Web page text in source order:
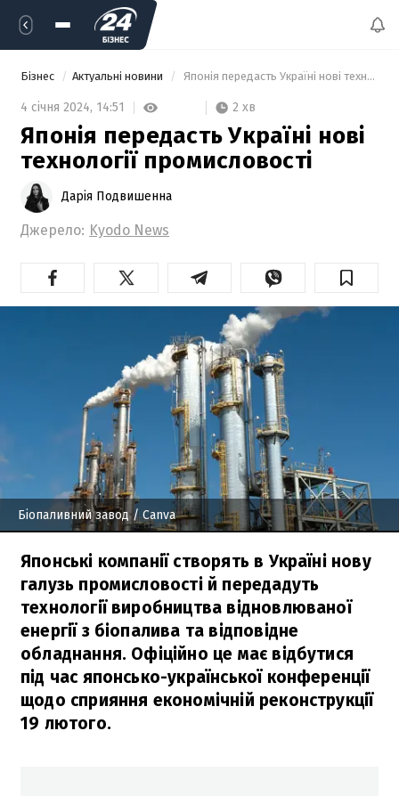
Бізнес Актуальні новини Японія передасть Україні нові технології промисловості
4 січня 2024, 14:51 2 хв
Японія передасть Україні нові
технології промисловості
Дарія Подвишенна
Джерело: Kyodo News
Біопаливний завод/ Canva
Японські компанії створять в Україні нову
галузь промисловості й передадуть
технології виробництва відновлюваної
енергії з біопалива та відповідне
обладнання. Офіційно це має відбутися
під час японсько-української конференції
щодо сприяння економічній реконструкції
19 лютого.